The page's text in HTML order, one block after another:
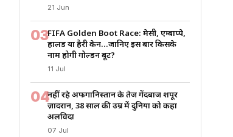
21 Jun
03FIFA Golden Boot Race: मेसी, एम्बाप्पे,
हालैंड या हैरी केन…जानिए इस बार किसके
नाम होगी गोल्डन बूट?
11 Jul
04नहीं रहे अफगानिस्तान के तेज गेंदबाज शपूर
ज़ादरान, 38 साल की उम्र में दुनिया को कहा
अलविदा
07 Jul